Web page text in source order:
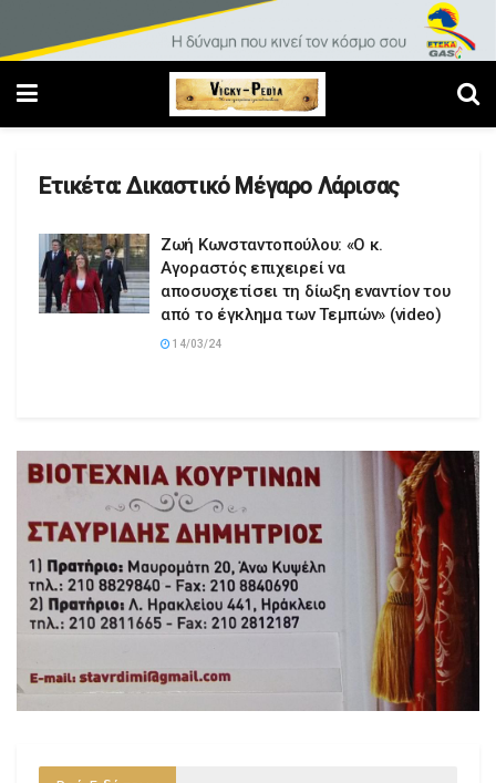
Ετικέτα:Δικαστικό Μέγαρο Λάρισας
Ζωή Κωνσταντοπούλου: «Ο κ.
Αγοραστός επιχειρεί να
αποσυσχετίσει τη δίωξη εναντίον του
από το έγκλημα των Τεμπών» (video)
14/03/24